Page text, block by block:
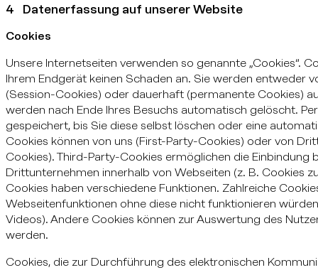
4 Datenerfassung auf unserer Website
Cookies
Unsere Internetseiten verwenden so genannte „Cookies“.
Ihrem Endgerät keinen Schaden an. Sie werden entweder
(Session-Cookies) oder dauerhaft (permanente Cookies)
werden nach Ende Ihres Besuchs automatisch gelöscht.
gespeichert, bis Sie diese selbst löschen oder eine
Cookies können von uns (First-Party-Cookies) oder von
Cookies). Third-Party-Cookies ermöglichen die
Drittunternehmen innerhalb von Webseiten (z. B. Cookies
Cookies haben verschiedene Funktionen. Zahlreiche
Webseitenfunktionen ohne diese nicht funktionieren
Videos). Andere Cookies können zur Auswertung des
werden.
Cookies, die zur Durchführung des elektronischen